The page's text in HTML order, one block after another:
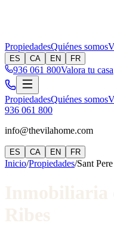
PropiedadesQuiénes somos
ES CA EN FR
936 061 800Valora tu casa
PropiedadesQuiénes somos
936 061 800
info@thevilahome.com
ES CA EN FR
Inicio/Propiedades/Sant